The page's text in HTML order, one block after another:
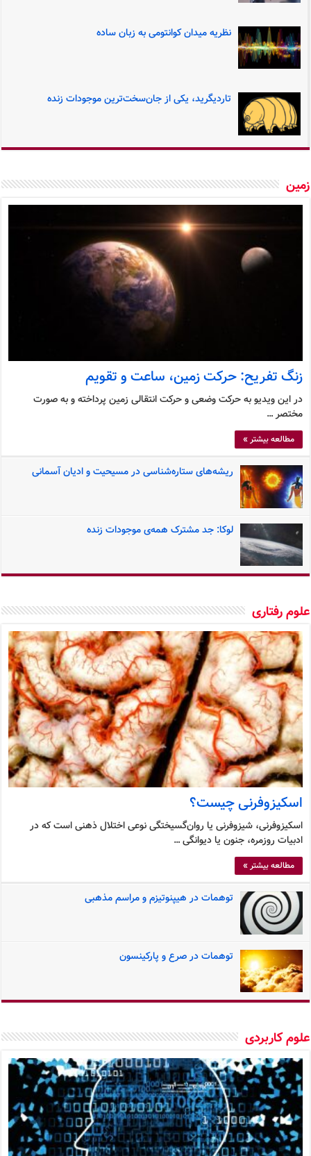
نظریه میدان کوانتومی به زبان ساده
تاردیگرید، یکی از جان‌سخت‌ترین موجودات زنده
زنگ تفریح: حرکت زمین، ساعت و تقویم
در این ویدیو به حرکت وضعی و حرکت انتقالی زمین پرداخته و به صورت
مختصر …
مطالعه بیشتر »
ریشه‌های ستاره‌شناسی در مسیحیت و ادیان آسمانی
لوکا: جد مشترک همه‌ی موجودات زنده
رفتاری
اسکیزوفرنی چیست؟
اسکیزوفرنی، شیزوفرنی یا روان‌گسیختگی نوعی اختلال ذهنی است که در
ادبیات روزمره، جنون یا دیوانگی …
مطالعه بیشتر »
توهمات در هیپنوتیزم و مراسم مذهبی
توهمات در صرع و پارکینسون
کاربردی